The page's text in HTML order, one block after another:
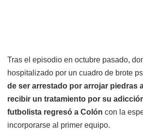
Tras el episodio en octubre pasado,
hospitalizado por un cuadro de brote
de ser arrestado por arrojar piedras
recibir un tratamiento por su
futbolista regresó a Colón con la
incorporarse al primer equipo.